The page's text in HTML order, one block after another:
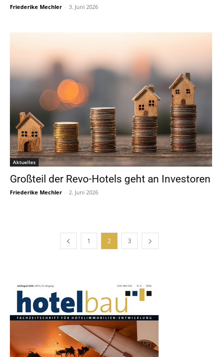
Friederike Mechler - 3. Juni 2026
Aktuelles
Großteil der Revo-Hotels geht an Investoren
Friederike Mechler - 2. Juni 2026
1 2 3